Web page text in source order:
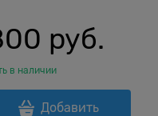
руб.
в наличии
Добавить